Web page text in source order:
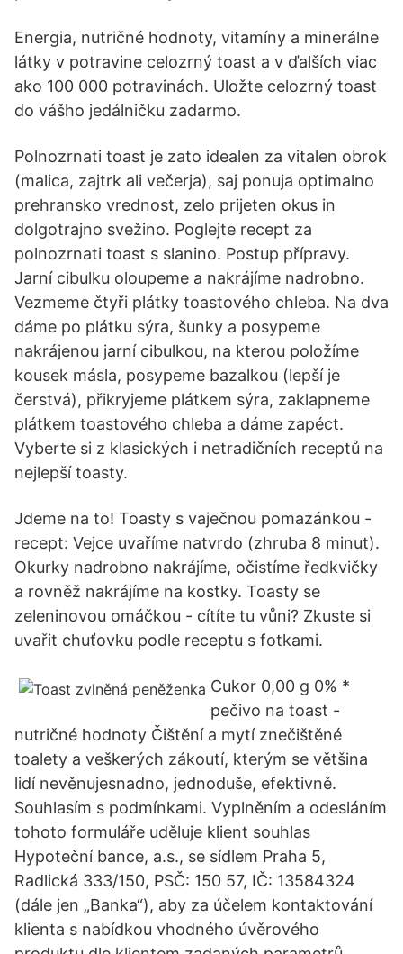
Energia, nutričné hodnoty, vitamíny a minerálne
látky v potravine celozrný toast a v ďalších viac
ako 100 000 potravinách. Uložte celozrný toast
do vášho jedálničku zadarmo.
Polnozrnati toast je zato idealen za vitalen obrok
(malica, zajtrk ali večerja), saj ponuja optimalno
prehransko vrednost, zelo prijeten okus in
dolgotrajno svežino. Poglejte recept za
polnozrnati toast s slanino. Postup přípravy.
Jarní cibulku oloupeme a nakrájíme nadrobno.
Vezmeme čtyři plátky toastového chleba. Na dva
dáme po plátku sýra, šunky a posypeme
nakrájenou jarní cibulkou, na kterou položíme
kousek másla, posypeme bazalkou (lepší je
čerstvá), přikryjeme plátkem sýra, zaklapneme
plátkem toastového chleba a dáme zapéct.
Vyberte si z klasických i netradičních receptů na
nejlepší toasty.
Jdeme na to! Toasty s vaječnou pomazánkou -
recept: Vejce uvaříme natvrdo (zhruba 8 minut).
Okurky nadrobno nakrájíme, očistíme ředkvičky
a rovněž nakrájíme na kostky. Toasty se
zeleninovou omáčkou - cítíte tu vůni? Zkuste si
uvařit chuťovku podle receptu s fotkami.
Cukor 0,00 g 0% *
pečivo na toast -
nutričné hodnoty Čištění a mytí znečištěné
toalety a veškerých zákoutí, kterým se většina
lidí nevěnujesnadno, jednoduše, efektivně.
Souhlasím s podmínkami. Vyplněním a odesláním
tohoto formuláře uděluje klient souhlas
Hypoteční bance, a.s., se sídlem Praha 5,
Radlická 333/150, PSČ: 150 57, IČ: 13584324
(dále jen „Banka“), aby za účelem kontaktování
klienta s nabídkou vhodného úvěrového